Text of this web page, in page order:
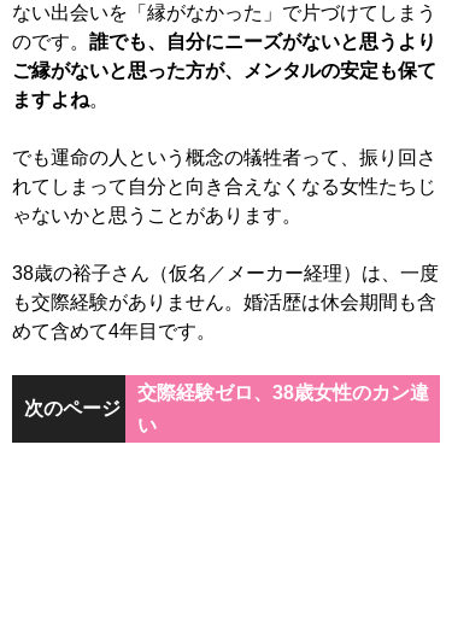
ない出会いを「縁がなかった」で片づけてしまう
のです。 誰でも、自分にニーズがないと思うより
ご縁がないと思った方が、メンタルの安定も保て
ますよね。
でも運命の人という概念の犠牲者って、振り回さ
れてしまって自分と向き合えなくなる女性たちじ
ゃないかと思うことがあります。
38歳の裕子さん（仮名／メーカー経理）は、一度
も交際経験がありません。婚活歴は休会期間も含
めて含めて4年目です。
次のページ
交際経験ゼロ、38歳女性のカン違
い